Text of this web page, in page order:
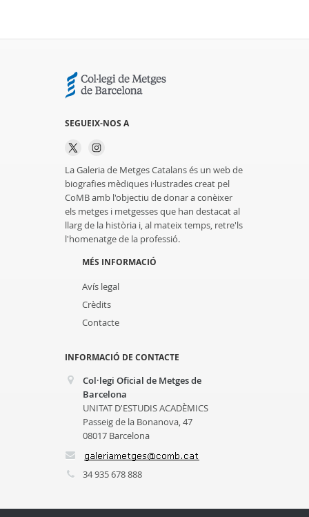
SEGUEIX-NOS A
La Galeria de Metges Catalans és un web de
biografies mèdiques i·lustrades creat pel
CoMB amb l'objectiu de donar a conèixer
els metges i metgesses que han destacat al
llarg de la història i, al mateix temps, retre'ls
l'homenatge de la professió.
MÉS INFORMACIÓ
Avís legal
Crèdits
Contacte
INFORMACIÓ DE CONTACTE
Col·legi Oficial de Metges de
Barcelona
UNITAT D'ESTUDIS ACADÈMICS
Passeig de la Bonanova, 47
08017 Barcelona
34 935 678 888